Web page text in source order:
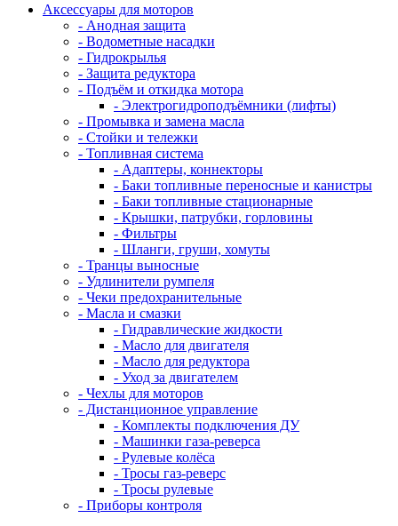
Аксессуары для моторов
- Анодная защита
- Водометные насадки
- Гидрокрылья
- Защита редуктора
- Подъём и откидка мотора
- Электрогидроподъёмники (лифты)
- Промывка и замена масла
- Стойки и тележки
- Топливная система
- Адаптеры, коннекторы
- Баки топливные переносные и канистры
- Баки топливные стационарные
- Крышки, патрубки, горловины
- Фильтры
- Шланги, груши, хомуты
- Транцы выносные
- Удлинители румпеля
- Чеки предохранительные
- Масла и смазки
- Гидравлические жидкости
- Масло для двигателя
- Масло для редуктора
- Уход за двигателем
- Чехлы для моторов
- Дистанционное управление
- Комплекты подключения ДУ
- Машинки газа-реверса
- Рулевые колёса
- Тросы газ-реверс
- Тросы рулевые
- Приборы контроля